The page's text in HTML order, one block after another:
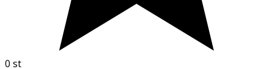
0 st